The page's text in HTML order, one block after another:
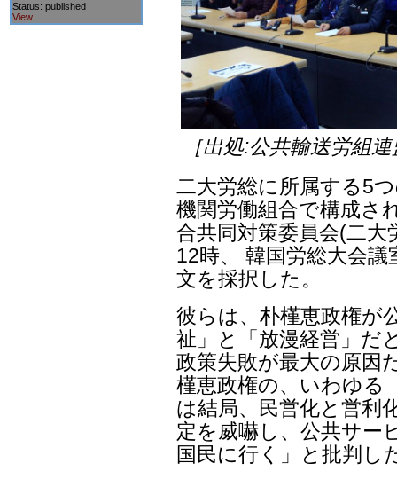
Status: published
View
［出処:公共輸送労組
二大労総に所属する5
機関労働組合で構成さ
合共同対策委員会(二
12時、 韓国労総大会
文を採択した。
彼らは、朴槿恵政権が
祉」と「放漫経営」だ
政策失敗が最大の原因
槿恵政権の、いわゆる
は結局、民営化と営利
定を威嚇し、公共サー
国民に行く」と批判し